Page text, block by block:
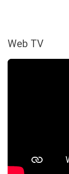
Web TV